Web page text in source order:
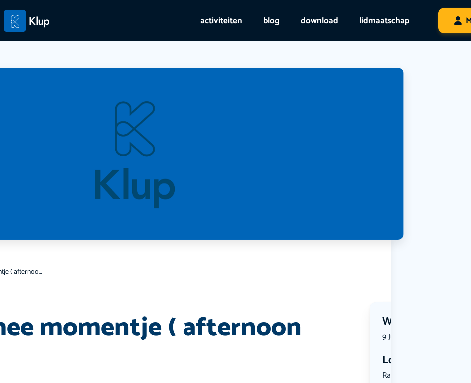
activiteiten blog download lidmaatschap
Een thee momentje ( afternoon tea)
momentje ( afternoon Wanneer?
9 July 2026 | 12:30
Locatie
Raadhuisst...